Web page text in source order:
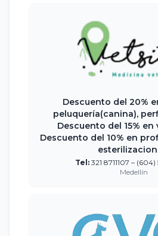
Descuento del 20%
peluquería(canina),
Descuento del 15%
Descuento del 10% en
Tel: 321 8711107 –
Medellín